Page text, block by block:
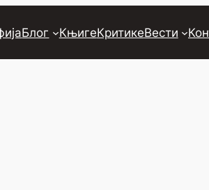
Блог КњигеКритикеВести